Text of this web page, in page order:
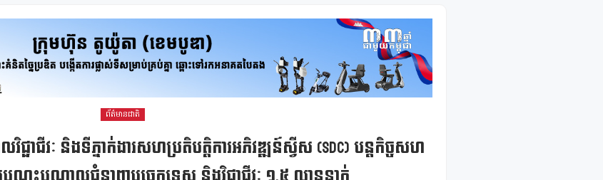
ព័ត៌មានជាតិ
ជាជីវៈ និងទីភ្នាក់ងារសហប្រតិបត្តិការអភិវឌ្ឍន៍ស្វីស (SDC) បន្តកិច្ចសហ